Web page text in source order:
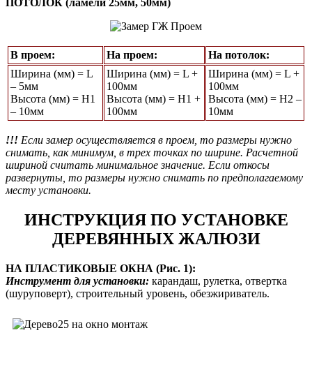
ПОТОЛОК (ламели 25мм, 50мм)
В проем: На проем:
На потолок:
Ширина (мм) = L
– 5мм
Высота (мм) = Н1
– 10мм
Ширина (мм) = L +
100мм
Высота (мм) = Н1 +
100мм
Ширина (мм) = L +
100мм
Высота (мм) = Н2 –
10мм
!!! Если замер осуществляется в проем, то размеры нужно
снимать, как минимум, в трех точках по ширине. Расчетной
шириной считать минимальное значение. Если откосы
развернуты, то размеры нужно снимать по предполагаемому
месту установки.
ИНСТРУКЦИЯ ПО УСТАНОВКЕ
ДЕРЕВЯННЫХ ЖАЛЮЗИ
НА ПЛАСТИКОВЫЕ ОКНА (Рис. 1):
Инструмент для установки: карандаш, рулетка, отвертка
(шуруповерт), строительный уровень, обезжириватель.